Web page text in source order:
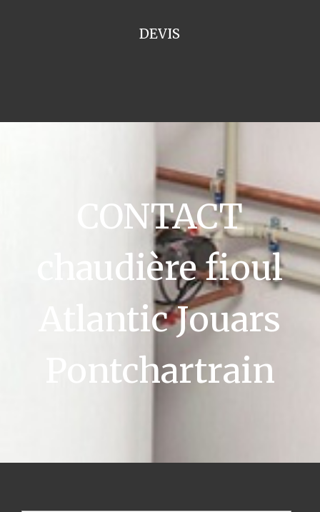
DEVIS
CONTACT
chaudière fioul
Atlantic Jouars
Pontchartrain